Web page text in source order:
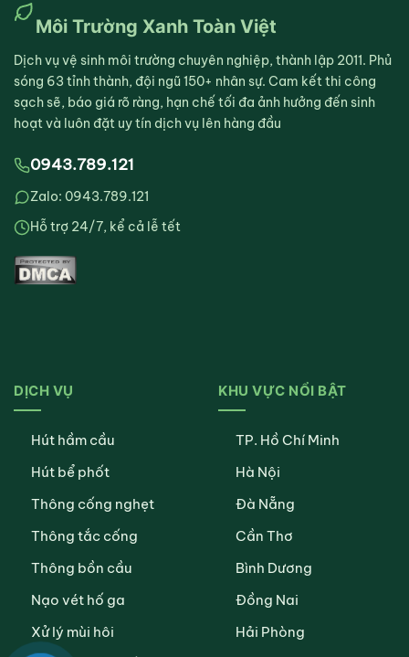
Môi Trường Xanh Toàn Việt
Dịch vụ vệ sinh môi trường chuyên nghiệp, thành lập 2011. Phủ
sóng 63 tỉnh thành, đội ngũ 150+ nhân sự. Cam kết thi công
sạch sẽ, báo giá rõ ràng, hạn chế tối đa ảnh hưởng đến sinh
hoạt và luôn đặt uy tín dịch vụ lên hàng đầu
0943.789.121
Zalo: 0943.789.121
Hỗ trợ 24/7, kể cả lễ tết
DỊCH VỤ
Hút hầm cầu
Hút bể phốt
Thông cống nghẹt
Thông tắc cống
Thông bồn cầu
Nạo vét hố ga
Xử lý mùi hôi
KHU VỰC NỔI BẬT
TP. Hồ Chí Minh
Hà Nội
Đà Nẵng
Cần Thơ
Bình Dương
Đồng Nai
Hải Phòng